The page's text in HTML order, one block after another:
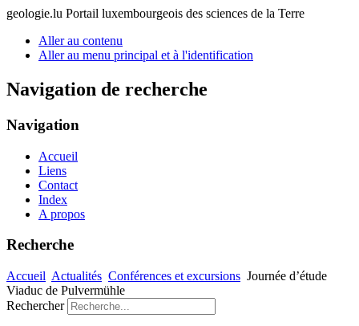
geologie.lu Portail luxembourgeois des sciences de la Terre
Aller au contenu
Aller au menu principal et à l'identification
Navigation de recherche
Navigation
Accueil
Liens
Contact
Index
A propos
Recherche
Accueil Actualités Conférences et excursions Journée d’étude
Viaduc de Pulvermühle
Rechercher